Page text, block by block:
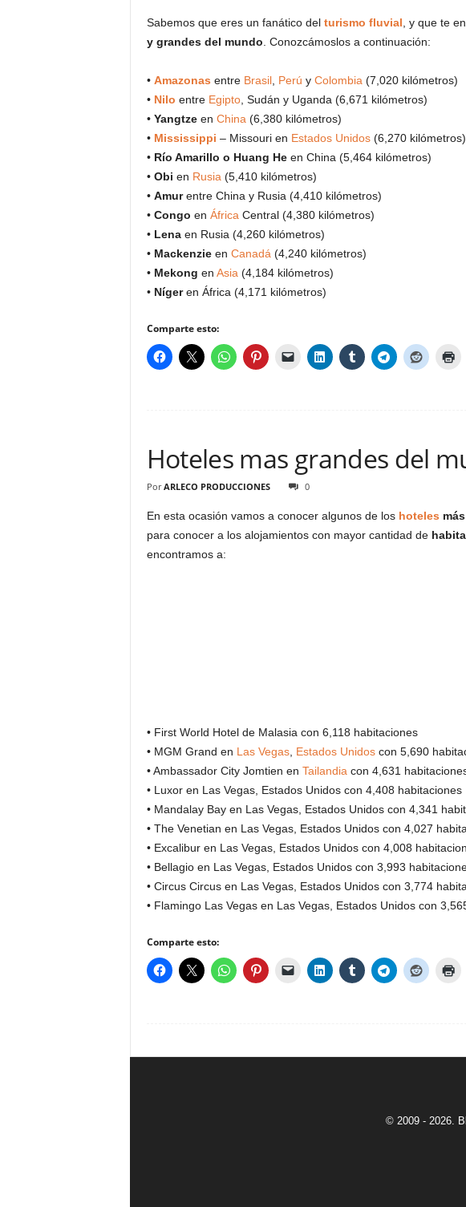
Sabemos que eres un fanático del turismo fluvial , y que te
y grandes del mundo . Conozcámoslos a continuación:
• Amazonas entre Brasil, Perú y Colombia (7,020 kilómetros)
• Nilo entre Egipto, Sudán y Uganda (6,671 kilómetros)
• Yangtzeen China (6,380 kilómetros)
• Mississippi – Missouri en Estados Unidos(6,270 kilómetros)
• Río Amarillo o Huang Heen China (5,464 kilómetros)
• Obi en Rusia (5,410 kilómetros)
• Amurentre China y Rusia (4,410 kilómetros)
• Congo en África Central (4,380 kilómetros)
• Lenaen Rusia (4,260 kilómetros)
• Mackenzieen Canadá (4,240 kilómetros)
• Mekong en Asia (4,184 kilómetros)
• Nígeren África (4,171 kilómetros)
Comparte esto:
Hoteles mas grandes del
Por ARLECO PRODUCCIONES 0
En esta ocasión vamos a conocer algunos de los hoteles
para conocer a los alojamientos con mayor cantidad de
encontramos a:
• First World Hotel de Malasia con 6,118 habitaciones
• MGM Grand en Las Vegas, Estados Unidoscon 5,690
• Ambassador City Jomtien en Tailandia con 4,631
• Luxor en Las Vegas, Estados Unidos con 4,408 habitaciones
• Mandalay Bay en Las Vegas, Estados Unidos con 4,341
• The Venetian en Las Vegas, Estados Unidos con 4,027
• Excalibur en Las Vegas, Estados Unidos con 4,008
• Bellagio en Las Vegas, Estados Unidos con 3,993
• Circus Circus en Las Vegas, Estados Unidos con 3,774
• Flamingo Las Vegas en Las Vegas, Estados Unidos con
Comparte esto:
© 2009 - 2026.